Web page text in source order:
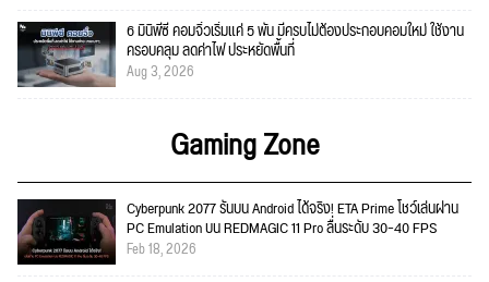
6 มินิพีซี คอมจิ๋วเริ่มแค่ 5 พัน มีครบไม่ต้องประกอบคอมใหม่ ใช้งาน
ครอบคลุม ลดค่าไฟ ประหยัดพื้นที่
Aug 3, 2026
Gaming Zone
Cyberpunk 2077 รันบน Android ได้จริง! ETA Prime โชว์เล่นผ่าน
PC Emulation บน REDMAGIC 11 Pro ลื่นระดับ 30–40 FPS
Feb 18, 2026